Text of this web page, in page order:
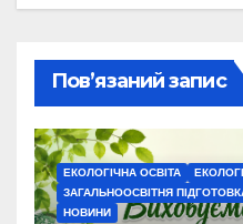
Пов’язаний запис
ЕКОЛОГІЧНА ОСВІТА
ЗАГАЛЬНООСВІТНЯ
НОВИНИ